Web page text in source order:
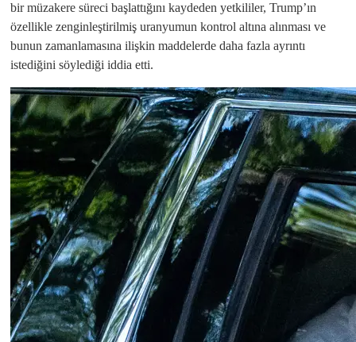
bir müzakere süreci başlattığını kaydeden yetkililer, Trump’ın
özellikle zenginleştirilmiş uranyumun kontrol altına alınması ve
bunun zamanlamasına ilişkin maddelerde daha fazla ayrıntı
istediğini söylediği iddia etti.